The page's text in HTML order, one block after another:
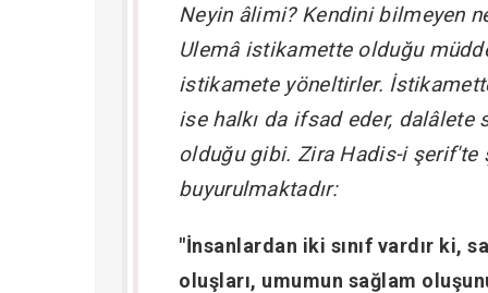
Neyin âlimi? Kendini bilmeyen
Ulemâ istikamette olduğu
istikamete yöneltirler.
ise halkı da ifsad eder, dalâlete
olduğu gibi. Zira Hadis-i şerif'te
buyurulmaktadır:
"İnsanlardan iki sınıf vardır ki,
oluşları, umumun sağlam